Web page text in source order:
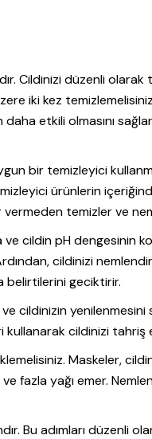
Cildinizi düzenli olarak
iki kez
daha etkili olmasını
bir temizleyici
ürünlerin
vermeden temizler ve
cildin pH dengesinin
cildinizi
belirtilerini geciktirir.
cildinizin yenilenmesini
kullanarak cildinizi
Maskeler,
fazla yağı emer.
adımları düzenli